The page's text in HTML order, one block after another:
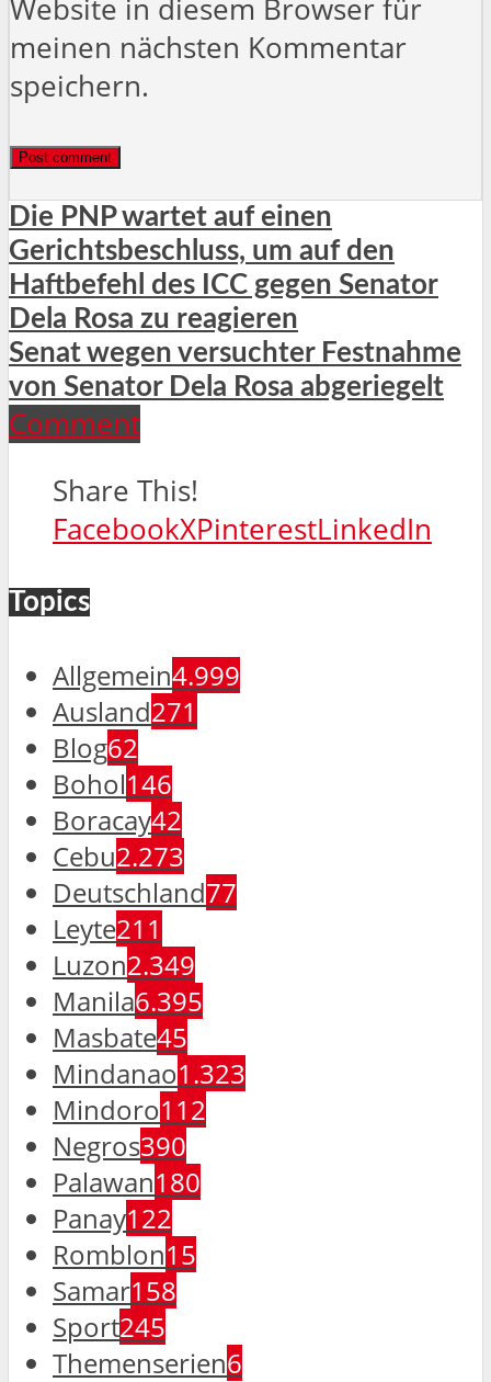
Website in diesem Browser für
meinen nächsten Kommentar
speichern.
Die PNP wartet auf einen
Gerichtsbeschluss, um auf den
Haftbefehl des ICC gegen Senator
Dela Rosa zu reagieren
Senat wegen versuchter Festnahme
von Senator Dela Rosa abgeriegelt
Comment
Share This!
FacebookXPinterestLinkedIn
Topics
Allgemein4.999
Ausland271
Blog62
Bohol146
Boracay42
Cebu2.273
Deutschland77
Leyte211
Luzon2.349
Manila6.395
Masbate45
Mindanao1.323
Mindoro112
Negros390
Palawan180
Panay122
Romblon15
Samar158
Sport245
Themenserien6